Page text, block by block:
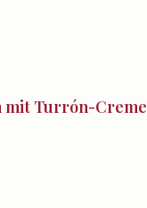
mit Turrón-Creme